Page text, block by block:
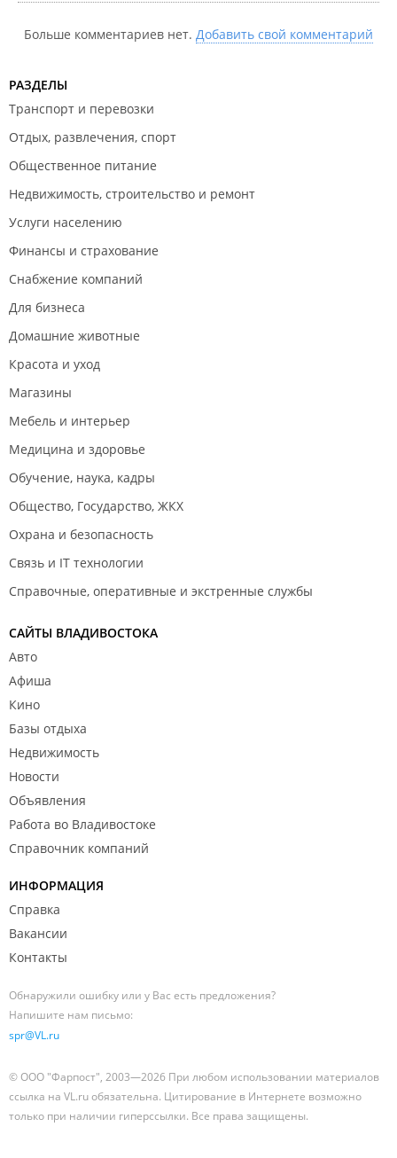
Больше комментариев нет. Добавить свой комментарий
РАЗДЕЛЫ
Транспорт и перевозки
Отдых, развлечения, спорт
Общественное питание
Недвижимость, строительство и ремонт
Услуги населению
Финансы и страхование
Снабжение компаний
Для бизнеса
Домашние животные
Красота и уход
Магазины
Мебель и интерьер
Медицина и здоровье
Обучение, наука, кадры
Общество, Государство, ЖКХ
Охрана и безопасность
Связь и IT технологии
Справочные, оперативные и экстренные службы
САЙТЫ ВЛАДИВОСТОКА
Авто
Афиша
Кино
Базы отдыха
Недвижимость
Новости
Объявления
Работа во Владивостоке
Справочник компаний
ИНФОРМАЦИЯ
Справка
Вакансии
Контакты
Обнаружили ошибку или у Вас есть предложения?
Напишите нам письмо:
spr@VL.ru
© ООО "Фарпост", 2003—2026 При любом использовании материалов
ссылка на VL.ru обязательна. Цитирование в Интернете возможно
только при наличии гиперссылки. Все права защищены.